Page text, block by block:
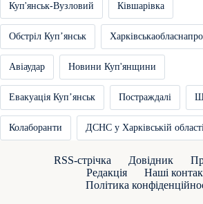
Куп'янськ-Вузловий Ківшарівка
Обстріл Купʼянськ
Авіаудар Новини Куп'янщини
Евакуація Купʼянськ Постраждалі
Колаборанти ДСНС у Харківській
RSS-стрічка Довідник
Редакція
Наші
Політика